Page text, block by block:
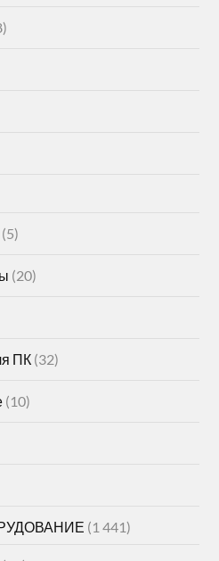
(5)
(20)
ПК (32)
(10)
(1 441)